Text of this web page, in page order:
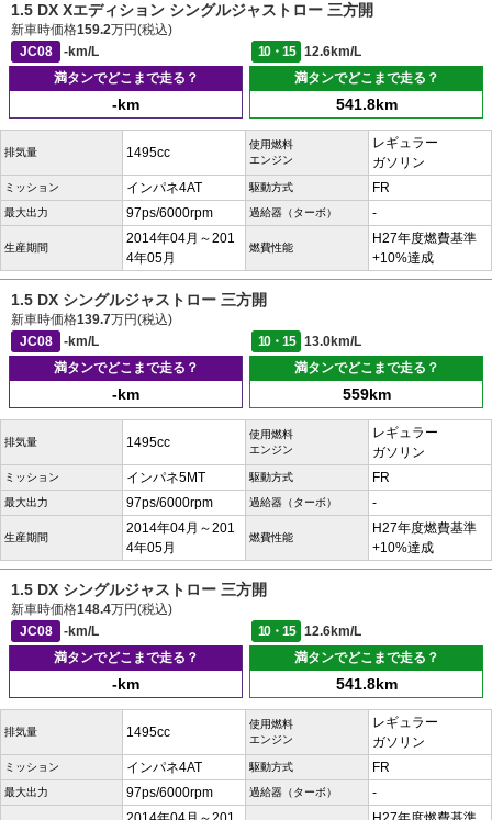
1.5 DX Xエディション シングルジャストロー 三方開
新車時価格159.2万円(税込)
JC08
-km/L 10・15
12.6km/L
満タンでどこまで走る？
-km
満タンでどこまで走る？
541.8km
排気量 1495cc
使用燃料
エンジン
レギュラー
ガソリン
ミッション インパネ4AT 駆動方式 FR
最大出力 97ps/6000rpm 過給器（ターボ） -
生産期間
2014年04月～201
4年05月
燃費性能
H27年度燃費基準
+10%達成
1.5 DX シングルジャストロー 三方開
新車時価格139.7万円(税込)
JC08
-km/L 10・15
13.0km/L
満タンでどこまで走る？
-km
満タンでどこまで走る？
559km
排気量 1495cc
使用燃料
エンジン
レギュラー
ガソリン
ミッション インパネ5MT 駆動方式 FR
最大出力 97ps/6000rpm 過給器（ターボ） -
生産期間
2014年04月～201
4年05月
燃費性能
H27年度燃費基準
+10%達成
1.5 DX シングルジャストロー 三方開
新車時価格148.4万円(税込)
JC08
-km/L 10・15
12.6km/L
満タンでどこまで走る？
-km
満タンでどこまで走る？
541.8km
排気量 1495cc
使用燃料
エンジン
レギュラー
ガソリン
ミッション インパネ4AT 駆動方式 FR
最大出力 97ps/6000rpm 過給器（ターボ） -